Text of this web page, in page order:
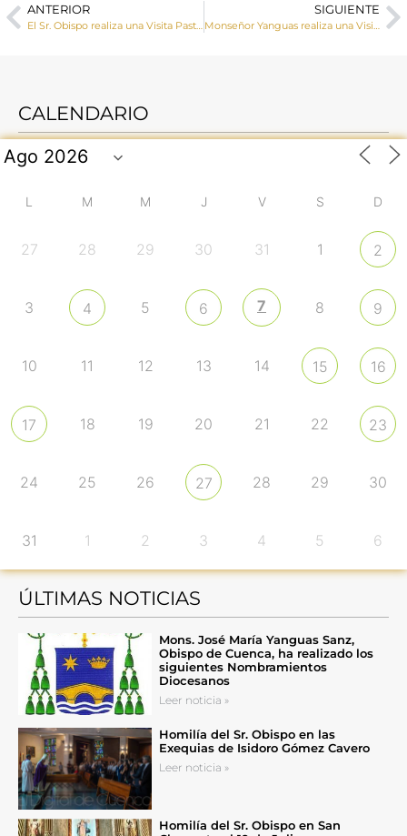
ANTERIOR
El Sr. Obispo realiza una Visita Pastoral a Abía de la Obispalía y Huerta de la Obispalía
SIGUIENTE
Monseñor Yanguas realiza una Visita Pastoral a la parroquia de San Julián (Cuenca)
CALENDARIO
L M M J V S D
27 28 29 30 31 1 2
3 4 5 6 7 8 9
10 11 12 13 14 15 16
17 18 19 20 21 22 23
24 25 26 27 28 29 30
31 1 2 3 4 5 6
ÚLTIMAS NOTICIAS
Mons. José María Yanguas Sanz,
Obispo de Cuenca, ha realizado los
siguientes Nombramientos
Diocesanos
Leer noticia »
Homilía del Sr. Obispo en las
Exequias de Isidoro Gómez Cavero
Leer noticia »
Homilía del Sr. Obispo en San